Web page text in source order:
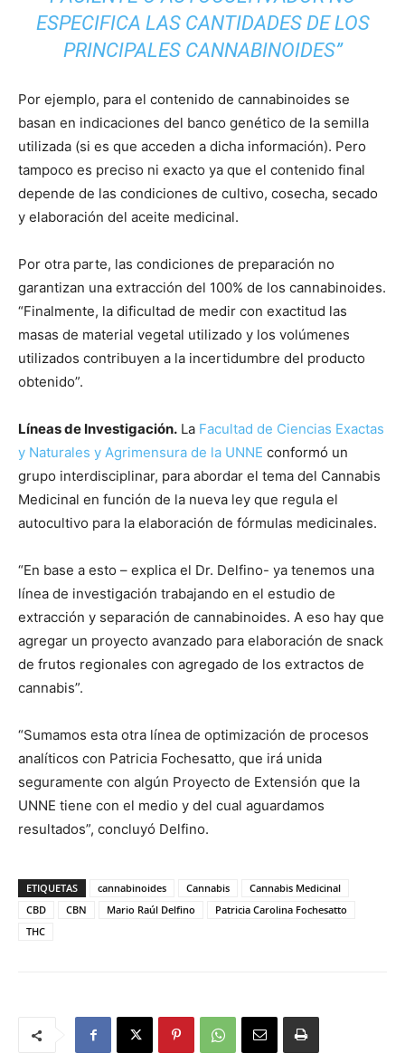
ESPECIFICA LAS CANTIDADES DE LOS
PRINCIPALES CANNABINOIDES”
Por ejemplo, para el contenido de cannabinoides se
basan en indicaciones del banco genético de la semilla
utilizada (si es que acceden a dicha información). Pero
tampoco es preciso ni exacto ya que el contenido final
depende de las condiciones de cultivo, cosecha, secado
y elaboración del aceite medicinal.
Por otra parte, las condiciones de preparación no
garantizan una extracción del 100% de los cannabinoides.
“Finalmente, la dificultad de medir con exactitud las
masas de material vegetal utilizado y los volúmenes
utilizados contribuyen a la incertidumbre del producto
obtenido”.
Líneas de Investigación. La Facultad de Ciencias Exactas
y Naturales y Agrimensura de la UNNE conformó un
grupo interdisciplinar, para abordar el tema del Cannabis
Medicinal en función de la nueva ley que regula el
autocultivo para la elaboración de fórmulas medicinales.
“En base a esto – explica el Dr. Delfino- ya tenemos una
línea de investigación trabajando en el estudio de
extracción y separación de cannabinoides. A eso hay que
agregar un proyecto avanzado para elaboración de snack
de frutos regionales con agregado de los extractos de
cannabis”.
“Sumamos esta otra línea de optimización de procesos
analíticos con Patricia Fochesatto, que irá unida
seguramente con algún Proyecto de Extensión que la
UNNE tiene con el medio y del cual aguardamos
resultados”, concluyó Delfino.
ETIQUETAS cannabinoides Cannabis
Cannabis Medicinal
CBD
CBN Mario Raúl Delfino
Patricia Carolina Fochesatto
THC